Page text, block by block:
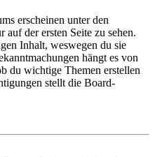
erscheinen unter den
der ersten Seite zu sehen.
Inhalt, weswegen du sie
hängt es von
du wichtige Themen erstellen
stellt die Board-